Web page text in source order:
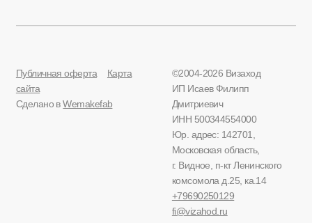
Публичная оферта
Карта
сайта
Сделано вWemakefab
©2004-2026 Визаход
ИП Исаев Филипп
Дмитриевич
ИНН 500344554000
Юр. адрес: 142701,
Московская область,
г. Видное, п-кт Ленинского
комсомола д.25, ка.14
+79690250129
fi@vizahod.ru